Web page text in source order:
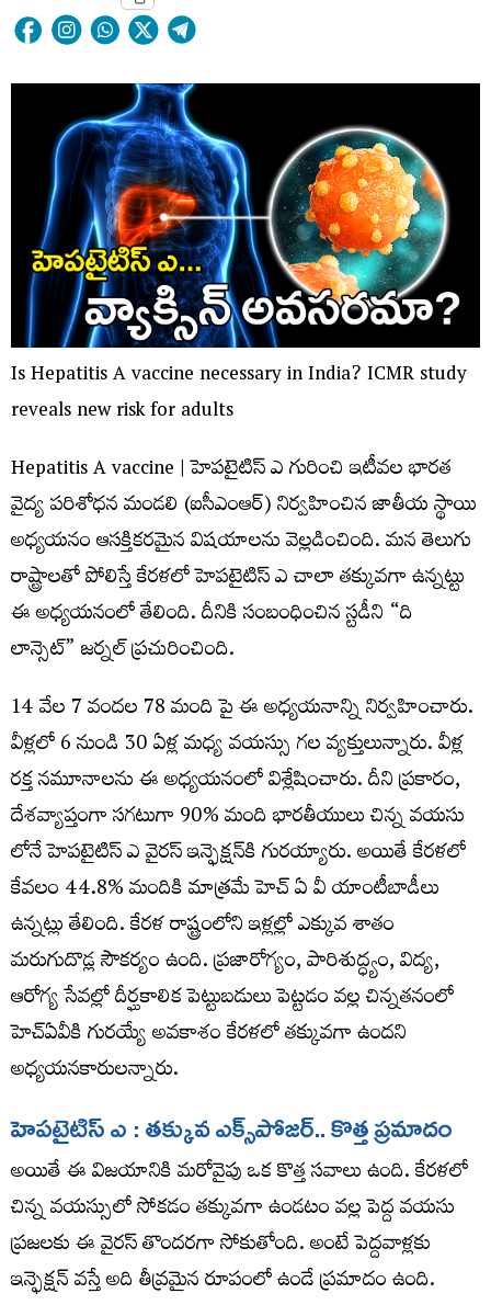
Is Hepatitis A vaccine necessary in India? ICMR study
reveals new risk for adults
Hepatitis A vaccine | హెపటైటిస్ ఎ గురించి ఇటీవల భారత
వైద్య పరిశోధన మండలి (ఐసీఎంఆర్) నిర్వహించిన జాతీయ స్థాయి
అధ్యయనం ఆసక్తికరమైన విషయాలను వెల్లడించింది. మన తెలుగు
రాష్ట్రాలతో పోలిస్తే కేరళలో హెపటైటిస్ ఎ చాలా తక్కువగా ఉన్నట్టు
ఈ అధ్యయనంలో తేలింది. దీనికి సంబంధించిన స్టడీని “ది
లాన్సెట్‌” జర్నల్‌ ప్రచురించింది.
14 వేల 7 వందల 78 మంది పై ఈ అధ్యయనాన్ని నిర్వహించారు.
వీళ్లలో 6 నుండి 30 ఏళ్ల మధ్య వయస్సు గల వ్యక్తులున్నారు. వీళ్ల
రక్త నమూనాలను ఈ అధ్యయనంలో విశ్లేషించారు. దీని ప్రకారం,
దేశవ్యాప్తంగా సగటుగా 90% మంది భారతీయులు చిన్న వయసు
లోనే హెపటైటిస్ ఎ వైరస్‌ ఇన్ఫెక్షన్​కి గురయ్యారు. అయితే కేరళలో
కేవలం 44.8% మందికి మాత్రమే హెచ్ ఏ వీ యాంటీబాడీలు
ఉన్నట్లు తేలింది. కేరళ రాష్ట్రంలోని ఇళ్లల్లో ఎక్కువ శాతం
మరుగుదొడ్ల సౌకర్యం ఉంది. ప్రజారోగ్యం, పారిశుద్ధ్యం, విద్య,
ఆరోగ్య సేవల్లో దీర్ఘకాలిక పెట్టుబడులు పెట్టడం వల్ల చిన్నతనంలో
హెచ్ఏవీకి గురయ్యే అవకాశం కేరళలో తక్కువగా ఉందని
అధ్యయనకారులన్నారు.
హెపటైటిస్ ఎ : తక్కువ ఎక్స్​పోజర్.. కొత్త ప్రమాదం
అయితే ఈ విజయానికి మరోవైపు ఒక కొత్త సవాలు ఉంది. కేరళలో
చిన్న వయస్సులో సోకడం తక్కువగా ఉండటం వల్ల పెద్ద వయసు
ప్రజలకు ఈ వైరస్​ తొందరగా సోకుతోంది. అంటే పెద్దవాళ్లకు
ఇన్ఫెక్షన్‌ వస్తే అది తీవ్రమైన రూపంలో ఉండే ప్రమాదం ఉంది.